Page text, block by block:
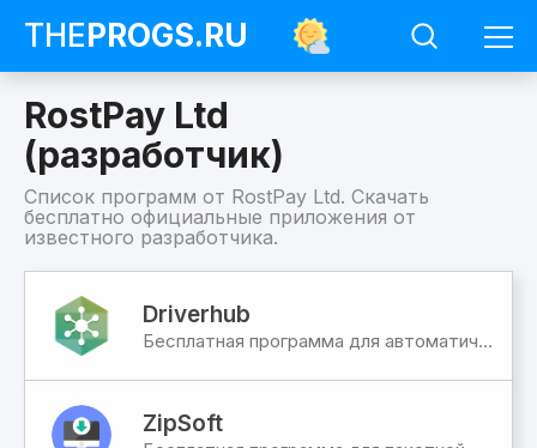
THEPROGS.RU
RostPay Ltd
(разработчик)
Список программ от RostPay Ltd. Скачать
бесплатно официальные приложения от
известного разработчика.
RostPay
(разработчик)
Driverhub
Бесплатная программа для автоматического обновления драйверов
ZipSoft